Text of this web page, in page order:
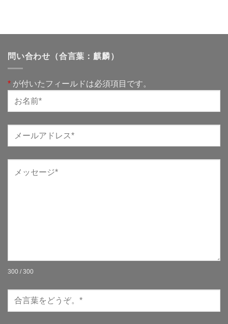
問い合わせ（合言葉：麒麟）
* が付いたフィールドは必須項目です。
300 / 300